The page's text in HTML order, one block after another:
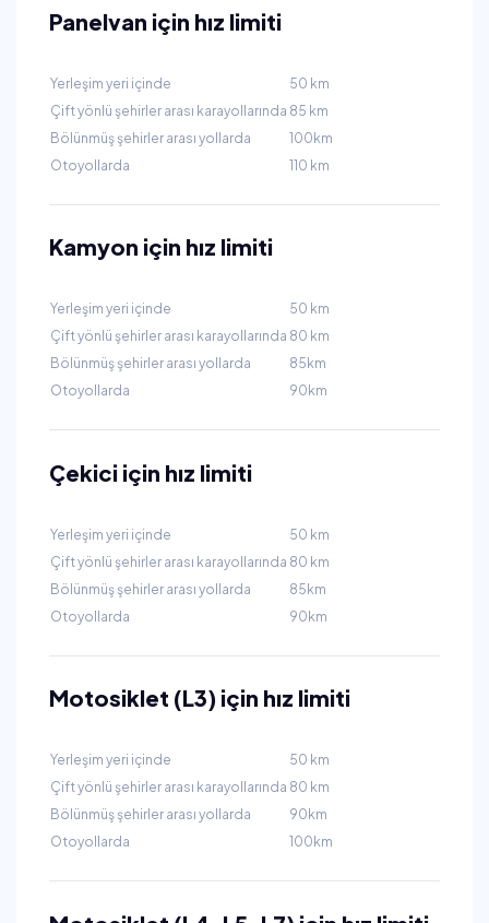
Panelvan için hız limiti
Yerleşim yeri içinde
50 km
Çift yönlü şehirler arası karayollarında 85 km
Bölünmüş şehirler arası yollarda
100km
Otoyollarda
110 km
Kamyon için hız limiti
Yerleşim yeri içinde
50 km
Çift yönlü şehirler arası karayollarında 80 km
Bölünmüş şehirler arası yollarda
85km
Otoyollarda
90km
Çekici için hız limiti
Yerleşim yeri içinde
50 km
Çift yönlü şehirler arası karayollarında 80 km
Bölünmüş şehirler arası yollarda
85km
Otoyollarda
90km
Motosiklet (L3) için hız limiti
Yerleşim yeri içinde
50 km
Çift yönlü şehirler arası karayollarında 80 km
Bölünmüş şehirler arası yollarda
90km
Otoyollarda
100km